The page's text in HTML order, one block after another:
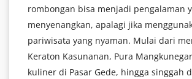
rombongan bisa menjadi pengalaman
menyenangkan, apalagi jika
pariwisata yang nyaman. Mulai dari
Keraton Kasunanan, Pura
kuliner di Pasar Gede, hingga singgah